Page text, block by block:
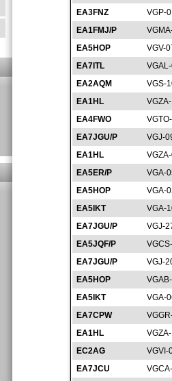
EA3FNZ
VGP-
EA1FMJ/P
EA5HOP
VGV-
EA7ITL
EA2AQM
VGS-
EA1HL
EA4FWO
EA7JGU/P
VGJ-
EA1HL
EA5ER/P
VGA-
EA5HOP
VGA-
EA5IKT
VGA-
EA7JGU/P
VGJ-
EA5JQF/P
EA7JGU/P
VGJ-
EA5HOP
EA5IKT
VGA-
EA7CPW
EA1HL
EC2AG
VGVI-
EA7JCU